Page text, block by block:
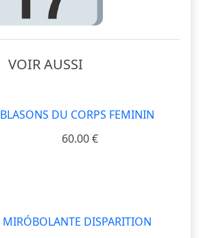
VOIR AUSSI
BLASONS DU CORPS FEMININ
60.00 €
MIRÓBOLANTE DISPARITION